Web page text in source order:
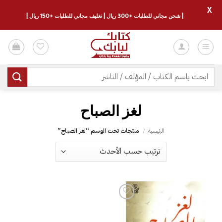
للمحتوى
البحث
عن:
الرئيسية / منتجات تحت الوسم “‎لغز الصباح‎”
| شحن مجاني للطلبات +300 ريال | تغليف مجاني للطلبات +150 ريال |
X